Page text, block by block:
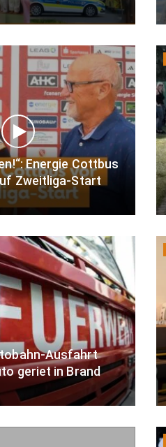
Energie Cottbus
Zweitliga-Start
Ausfahrt
geriet in Brand